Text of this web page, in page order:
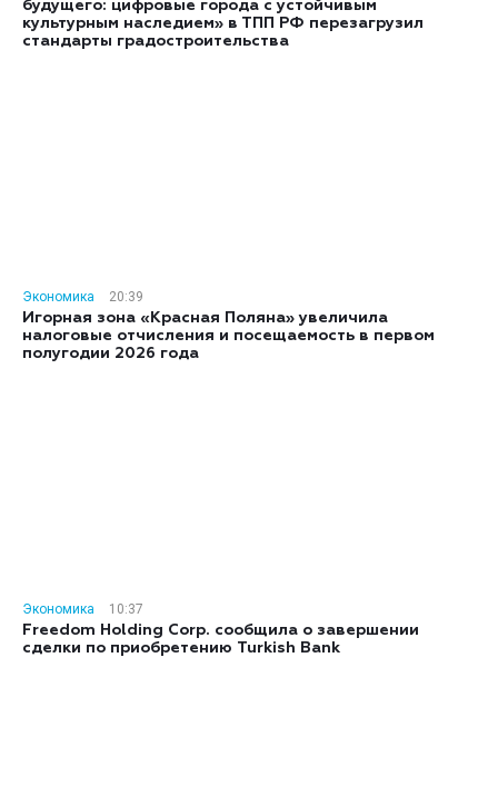
будущего: цифровые города с устойчивым
культурным наследием» в ТПП РФ перезагрузил
стандарты градостроительства
Экономика
20:39
Игорная зона «Красная Поляна» увеличила
налоговые отчисления и посещаемость в первом
полугодии 2026 года
Экономика
10:37
Freedom Holding Corp. сообщила о завершении
сделки по приобретению Turkish Bank